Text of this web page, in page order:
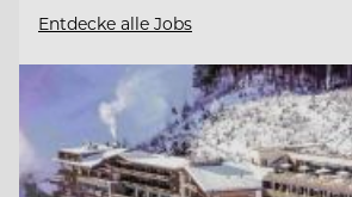
Entdecke alle Jobs